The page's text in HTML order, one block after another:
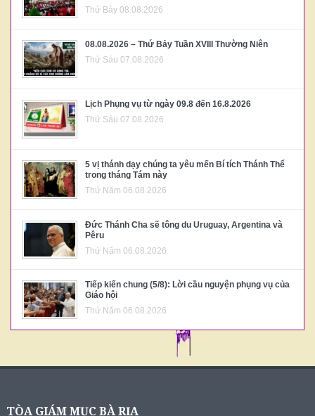
Thứ Bảy 08.08.2026
08.08.2026 – Thứ Bảy Tuần XVIII Thường Niên
Thứ Sáu 07.08.2026
Lịch Phụng vụ từ ngày 09.8 đến 16.8.2026
Thứ Sáu 07.08.2026
5 vị thánh dạy chúng ta yêu mến Bí tích Thánh Thể
trong tháng Tám này
Thứ Năm 06.08.2026
Đức Thánh Cha sẽ tông du Uruguay, Argentina và
Pêru
Thứ Năm 06.08.2026
Tiếp kiến chung (5/8): Lời cầu nguyện phụng vụ của
Giáo hội
Thứ Năm 06.08.2026
TÒA GIÁM MỤC BÀ RỊA